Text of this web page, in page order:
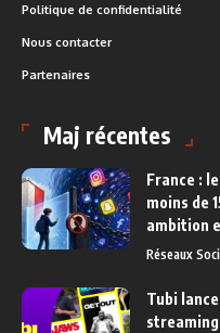
Politique de confidentialité
Nous contacter
Partenaires
Maj récentes
France :
moins de
ambition
Réseaux
Tubi